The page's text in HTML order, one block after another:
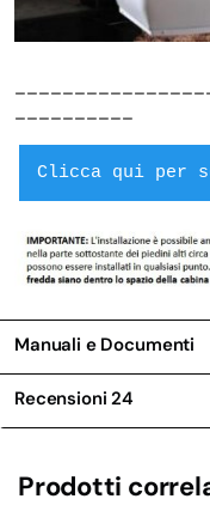
Clicca qui per
Manuali e Documenti
Recensioni24
Prodotti